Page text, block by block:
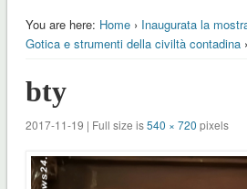
You are here: Home› Inaugurata la
Gotica e strumenti della civiltà contadina
bty
2017-11-19 | Full size is540 × 720 pixels